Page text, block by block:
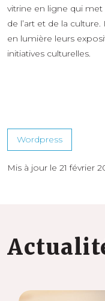
vitrine en ligne qui
de l’art et de la
en lumière leurs
initiatives culturelles.
Wordpress
Mis à jour le 21 février